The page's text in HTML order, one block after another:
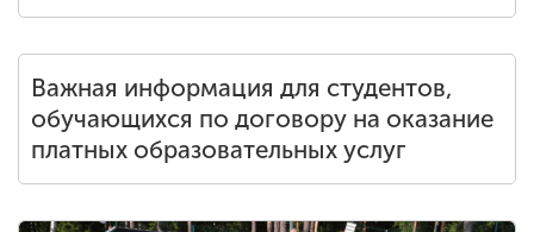
Важная информация для студентов,
обучающихся по договору на оказание
платных образовательных услуг